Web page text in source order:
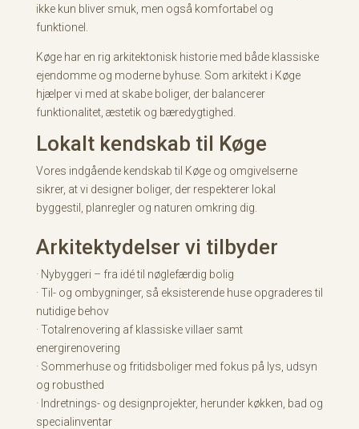
ikke kun bliver smuk, men også komfortabel og
funktionel.
Køge har en rig arkitektonisk historie med både klassiske
ejendomme og moderne byhuse. Som arkitekt i Køge
hjælper vi med at skabe boliger, der balancerer
funktionalitet, æstetik og bæredygtighed.
Lokalt kendskab til Køge
Vores indgående kendskab til Køge og omgivelserne
sikrer, at vi designer boliger, der respekterer lokal
byggestil, planregler og naturen omkring dig.
Arkitektydelser vi tilbyder
· Nybyggeri – fra idé til nøglefærdig bolig
· Til- og ombygninger, så eksisterende huse opgraderes til
nutidige behov
· Totalrenovering af klassiske villaer samt
energirenovering
· Sommerhuse og fritidsboliger med fokus på lys, udsyn
og robusthed
· Indretnings- og designprojekter, herunder køkken, bad og
specialinventar